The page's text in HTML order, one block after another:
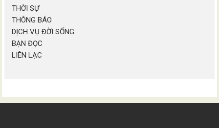
THỜI SỰ
THÔNG BÁO
DỊCH VỤ ĐỜI SỐNG
BẠN ĐỌC
LIÊN LẠC